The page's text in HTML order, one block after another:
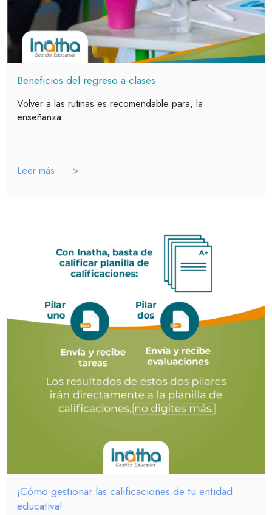
Beneficios del regreso a clases
Volver a las rutinas es recomendable para, la
enseñanza...
Leer más >
¡Cómo gestionar las calificaciones de tu entidad
educativa!